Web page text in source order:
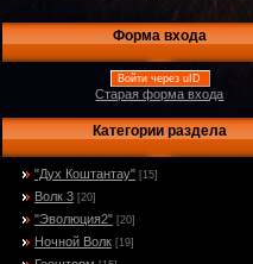
Форма входа
Войти через uID
Старая форма входа
Категории раздела
"Дух Коштантау" [15]
Волк 3 [20]
"Эволюция2" [20]
Ночной Волк [19]